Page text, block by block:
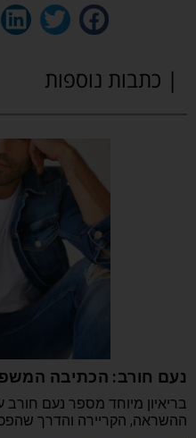
| כתבות נוספות
נעם חורב: הכתיבה
בריאיון מיוחד מספר נעם
ההשראה, הקריירה והדרך